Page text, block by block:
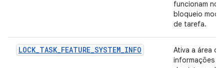
funcionam no
bloqueio modo
de tarefa.
LOCK_TASK_FEATURE_SYSTEM_INFO
Ativa a área de
informações